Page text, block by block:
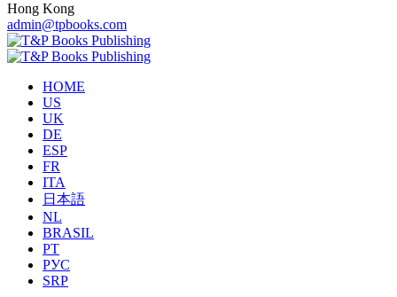
Hong Kong
admin@tpbooks.com
HOME
US
UK
DE
ESP
FR
ITA
日本語
NL
BRASIL
PT
РУС
SRP